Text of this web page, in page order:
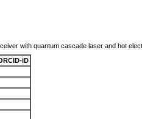
with quantum cascade laser and hot
iD